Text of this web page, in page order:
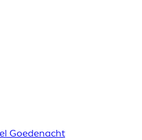
Goedenacht